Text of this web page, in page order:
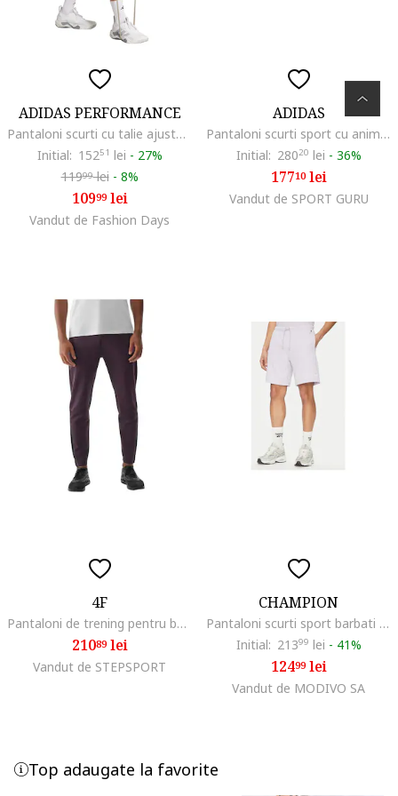
ADIDAS PERFORMANCE
Pantaloni scurti cu talie ajustabila pentru antrenament, Negru stins/Lila pal
Initial: 15251 lei - 27%
11999lei - 8%
10999lei
Vandut de Fashion Days
ADIDAS
Pantaloni scurti sport cu animal print
Initial: 28020 lei - 36%
17710lei
Vandut de SPORT GURU
4F
Pantaloni de trening pentru barbati 4FWAW24TFTRM683, poliester/elastan, mov
21089lei
Vandut de STEPSPORT
CHAMPION
Pantaloni scurti sport barbati 221179, Bumbac/Poliester, Mov, Mov
Initial: 21399 lei - 41%
12499lei
Vandut de MODIVO SA
Top adaugate la favorite